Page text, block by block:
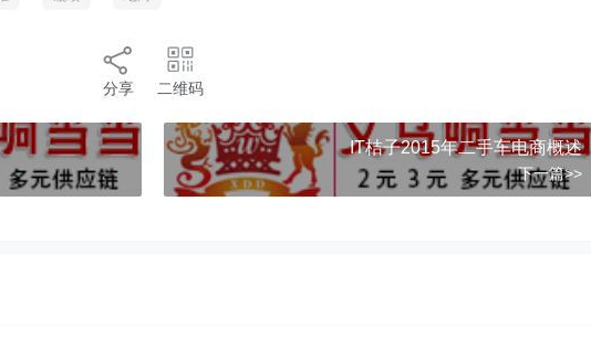
分享 二维码
IT桔子2015年二手车电商概述
下一篇>>